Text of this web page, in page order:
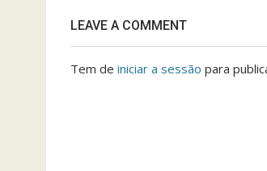
LEAVE A COMMENT
Tem de iniciar a sessão para